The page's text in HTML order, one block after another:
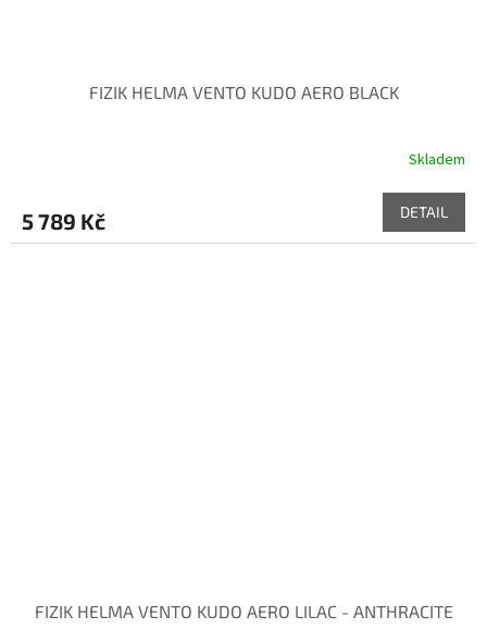
FIZIK HELMA VENTO KUDO AERO BLACK
Skladem
5 789 Kč DETAIL
FIZIK HELMA VENTO KUDO AERO LILAC - ANTHRACITE